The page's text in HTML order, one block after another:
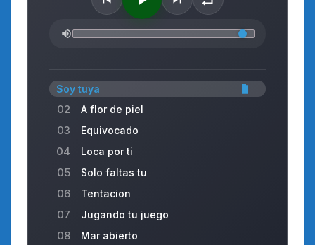
Soy tuya
02 A flor de piel
03 Equivocado
04 Loca por ti
05 Solo faltas tu
06 Tentacion
07 Jugando tu juego
08 Mar abierto